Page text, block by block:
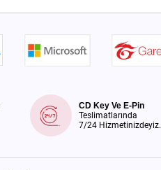
CD Key Ve E-Pin
Teslimatlarında
7/24 Hizmetinizdeyiz.